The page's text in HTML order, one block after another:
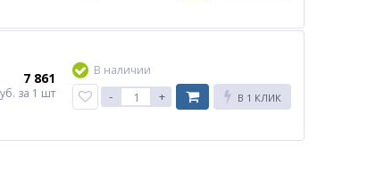
7 861
за 1 шт
В наличии
- + В 1 КЛИК